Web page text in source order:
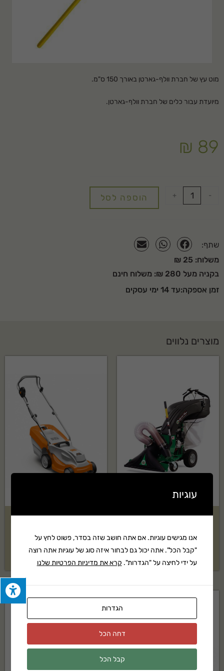
מוט עץ של חברת וולף-גארטן באורך 150 ס"מ.
מיועדת עבור כלים של חברת וולף-גארטן.
₪ 89
-
+ הוספה לסל
שתף:
משלוח: 25 ₪
בקניה מעל 280 ₪: משלוח חינם
זמן אספקה:עד 14 ימי עסקים
מוצרים נלווים
₪18,379 בקשה להצעת מחיר
עוגיות
אנו מגישים עוגיות. אם אתה חושב שזה בסדר, פשוט לחץ על
"קבל הכל". אתה יכול גם לבחור איזה סוג של עוגיות אתה רוצה
על ידי לחיצה על "הגדרות". קרא את מדיניות הפרטיות שלנו
הגדרות
דחה הכל
קבל הכל